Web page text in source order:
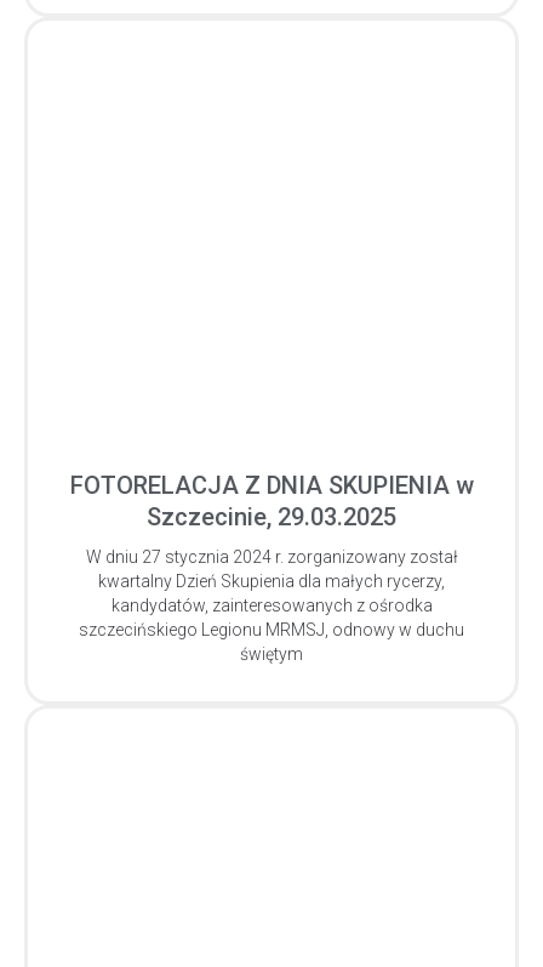
FOTORELACJA Z DNIA SKUPIENIA w
Szczecinie, 29.03.2025
W dniu 27 stycznia 2024 r. zorganizowany został
kwartalny Dzień Skupienia dla małych rycerzy,
kandydatów, zainteresowanych z ośrodka
szczecińskiego Legionu MRMSJ, odnowy w duchu
świętym